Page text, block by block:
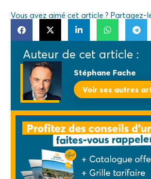
Vous avez aimé cet article ? Partagez-
Auteur de cet article :
Stéphane Fache
Voir ses autres